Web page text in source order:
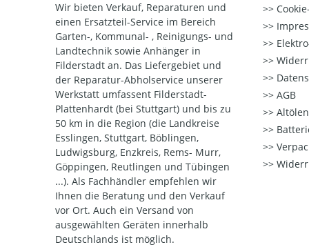
Wir bieten Verkauf, Reparaturen und
einen Ersatzteil-Service im Bereich
Garten-, Kommunal- , Reinigungs- und
Landtechnik sowie Anhänger in
Filderstadt an. Das Liefergebiet und
der Reparatur-Abholservice unserer
Werkstatt umfassent Filderstadt-
Plattenhardt (bei Stuttgart) und bis zu
50 km in die Region (die Landkreise
Esslingen, Stuttgart, Böblingen,
Ludwigsburg, Enzkreis, Rems- Murr,
Göppingen, Reutlingen und Tübingen
...). Als Fachhändler empfehlen wir
Ihnen die Beratung und den Verkauf
vor Ort. Auch ein Versand von
ausgewählten Geräten innerhalb
Deutschlands ist möglich.
AGB